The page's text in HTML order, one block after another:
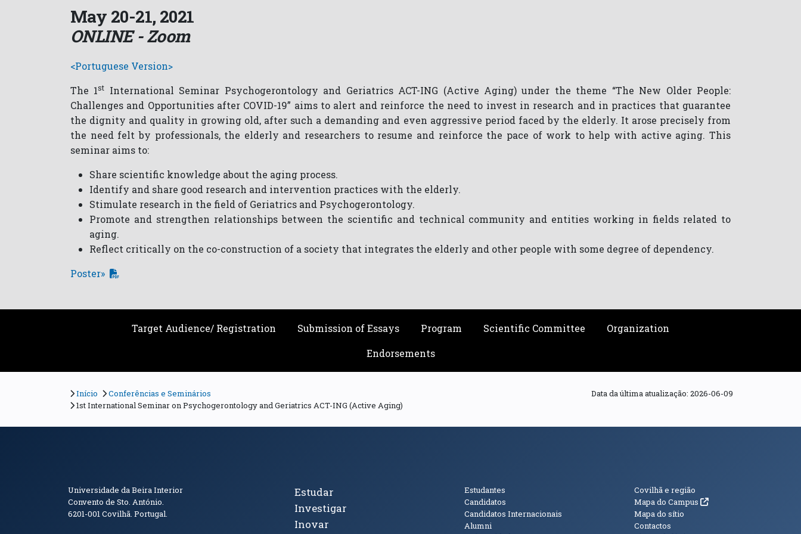
May 20-21, 2021
ONLINE -Zoom
<Portuguese Version>
The 1st
International Seminar Psychogerontology and Geriatrics ACT-ING (Active Aging) under the theme “The New Older People:
Challenges and Opportunities after COVID-19” aims to alert and reinforce the need to invest in research and in practices that guarantee
the dignity and quality in growing old, after such a demanding and even aggressive period faced by the elderly. It arose precisely from
the need felt by professionals, the elderly and researchers to resume and reinforce the pace of work to help with active aging. This
seminar aims to:
Share scientific knowledge about the aging process.
Identify and share good research and intervention practices with the elderly.
Stimulate research in the field of Geriatrics and Psychogerontology.
Promote and strengthen relationships between the scientific and technical community and entities working in fields related to
aging.
Reflect critically on the co-construction of a society that integrates the elderly and other people with some degree of dependency.
Poster»
Target Audience/ Registration Submission of Essays Program Scientific Committee
Organization
Endorsements
Início
Conferências e Seminários
1st International Seminar on Psychogerontology and Geriatrics ACT-ING (Active Aging)
Data da última atualização: 2026-06-09
Informações de Contacto
Universidade da Beira Interior
Convento de Sto. António.
6201-001Covilhã. Portugal.
Tópicos Principais
Estudar
Investigar
Inovar
Públicos
Estudantes
Candidatos
Candidatos Internacionais
Alumni
Informações
Covilhã e região
Mapa do Campus (abre em nova janela)
Mapa do sítio
Contactos